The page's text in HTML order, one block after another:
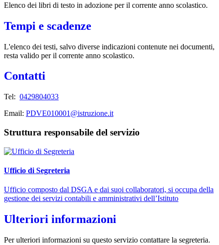
Elenco dei libri di testo in adozione per il corrente anno scolastico.
Tempi e scadenze
L'elenco dei testi, salvo diverse indicazioni contenute nei documenti,
resta valido per il corrente anno scolastico.
Contatti
Tel: 0429804033
Email: PDVE010001@istruzione.it
Struttura responsabile del servizio
Ufficio di Segreteria
Ufficio composto dal DSGA e dai suoi collaboratori, si occupa della
gestione dei servizi contabili e amministrativi dell’Istituto
Ulteriori informazioni
Per ulteriori informazioni su questo servizio contattare la segreteria.